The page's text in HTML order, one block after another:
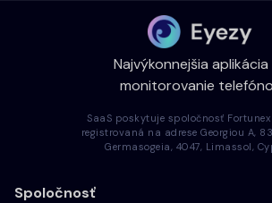
Najvýkonnejšia aplikácia
monitorovanie
SaaS poskytuje spoločnosť
registrovaná na adrese Georgiou A, 83,
Germasogeia, 4047, Limassol,
Spoločnosť